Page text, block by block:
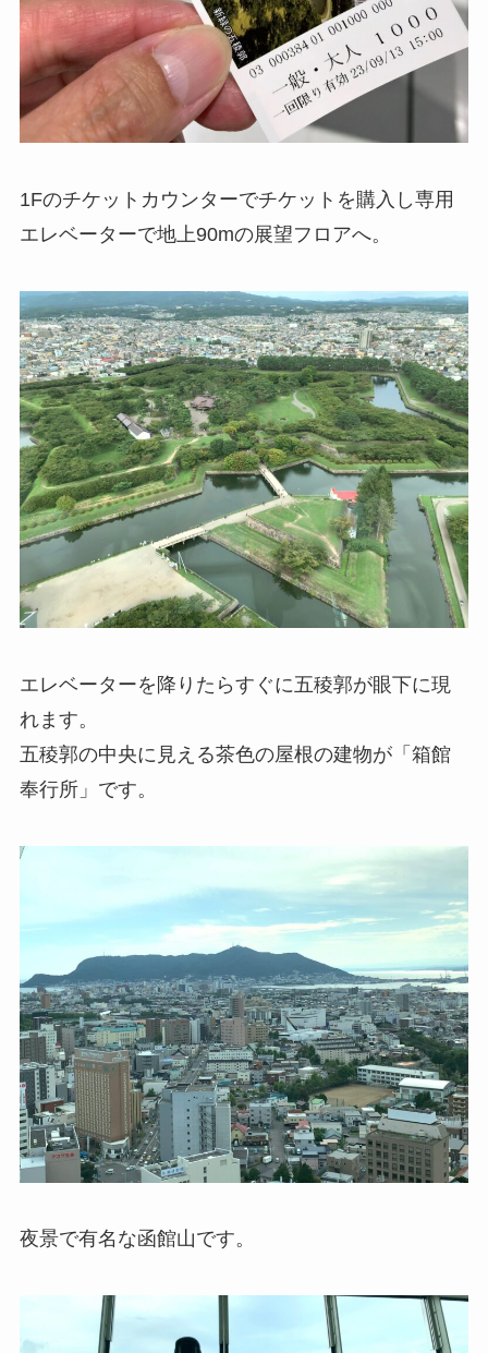
1Fのチケットカウンターでチケットを購入し専用
エレベーターで地上90mの展望フロアへ。
エレベーターを降りたらすぐに五稜郭が眼下に現
れます。
五稜郭の中央に見える茶色の屋根の建物が「箱館
奉行所」です。
夜景で有名な函館山です。